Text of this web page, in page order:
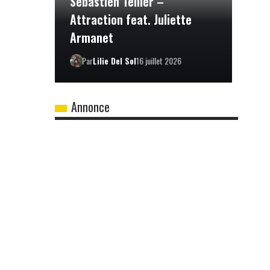
Attraction feat. Juliette
Armanet
ParLilie Del Sol16 juillet 2026
Annonce